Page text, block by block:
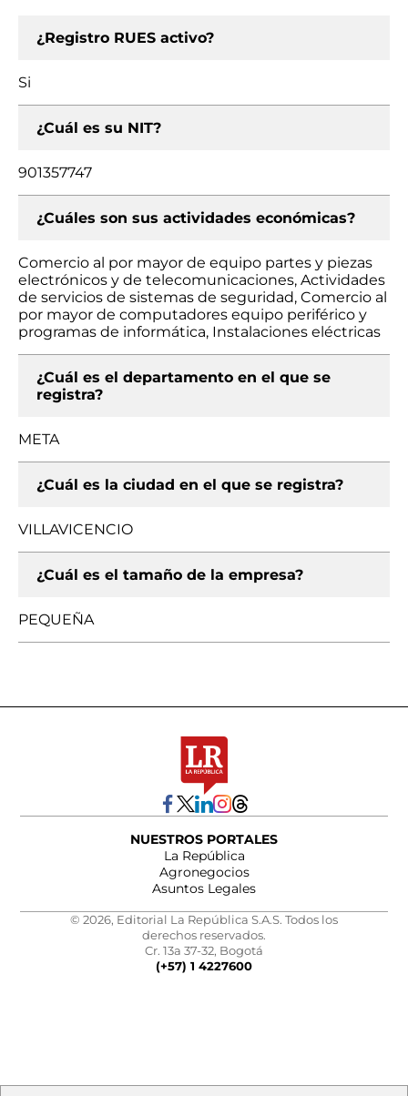
¿Registro RUES activo?
Si
¿Cuál es su NIT?
901357747
¿Cuáles son sus actividades económicas?
Comercio al por mayor de equipo partes y piezas
electrónicos y de telecomunicaciones, Actividades
de servicios de sistemas de seguridad, Comercio al
por mayor de computadores equipo periférico y
programas de informática, Instalaciones eléctricas
¿Cuál es el departamento en el que se
registra?
META
¿Cuál es la ciudad en el que se registra?
VILLAVICENCIO
¿Cuál es el tamaño de la empresa?
PEQUEÑA
NUESTROS PORTALES
La República
Agronegocios
Asuntos Legales
© 2026, Editorial La República S.A.S. Todos los
derechos reservados.
Cr. 13a 37-32, Bogotá
(+57) 1 4227600